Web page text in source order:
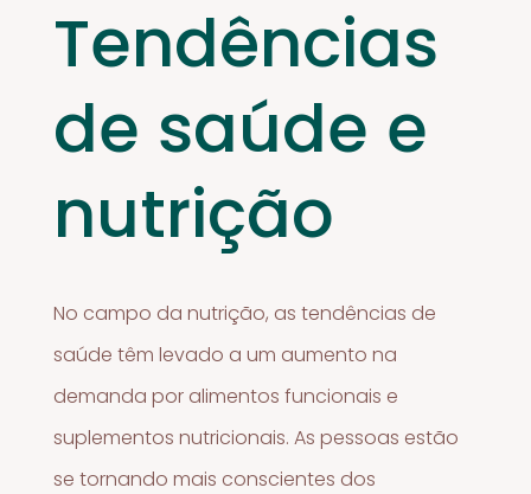
Tendências
de saúde e
nutrição
No campo da nutrição, as tendências de
saúde têm levado a um aumento na
demanda por alimentos funcionais e
suplementos nutricionais. As pessoas estão
se tornando mais conscientes dos